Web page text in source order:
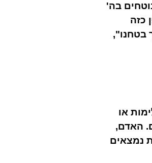
בה'
כזה
בטחנו",
או
האדם,
נמצאים